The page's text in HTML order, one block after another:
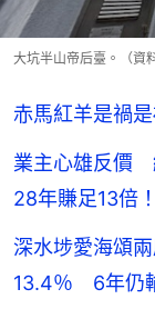
大坑半山帝后臺。（資
赤馬紅羊是禍
業主心雄反價
28年賺足13倍！
深水埗愛海頌
13.4％ 6年仍